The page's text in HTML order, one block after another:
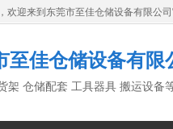
迎来到东莞市至佳仓储设备有限公司
至佳仓储设备有限
架 仓储配套 工具器具 搬运设备